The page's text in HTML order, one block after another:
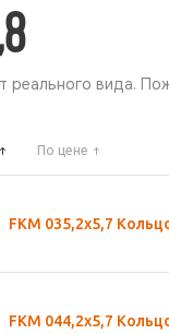
вида.
По цене
FKM 035,2х5,7
FKM 044,2х5,7